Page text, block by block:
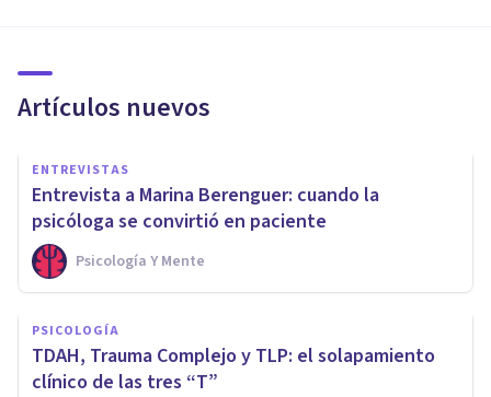
Artículos nuevos
ENTREVISTAS
Entrevista a Marina Berenguer: cuando la
psicóloga se convirtió en paciente
Psicología Y Mente
PSICOLOGÍA
TDAH, Trauma Complejo y TLP: el solapamiento
clínico de las tres “T”